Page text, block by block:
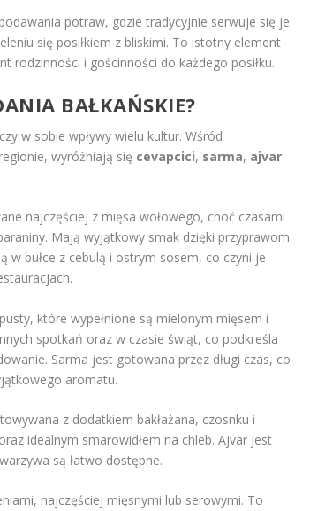
potraw, gdzie tradycyjnie serwuje się je
się posiłkiem z bliskimi. To istotny element
rodzinności i gościnności do każdego posiłku.
BAŁKAŃSKIE?
w sobie wpływy wielu kultur. Wśród
wyróżniają się cevapcici, sarma, ajvar
najczęściej z mięsa wołowego, choć czasami
Mają wyjątkowy smak dzięki przyprawom
w bułce z cebulą i ostrym sosem, co czyni je
które wypełnione są mielonym mięsem i
spotkań oraz w czasie świąt, co podkreśla
Sarma jest gotowana przez długi czas, co
aromatu.
z dodatkiem bakłażana, czosnku i
idealnym smarowidłem na chleb. Ajvar jest
są łatwo dostępne.
najczęściej mięsnymi lub serowymi. To